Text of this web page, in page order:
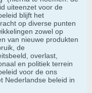
uiteenzet voor de
blijft het
op diverse punten
zowel op
van nieuwe produkten
de
overlast,
en politiek terrein
voor de ons
Nederlandse beleid in